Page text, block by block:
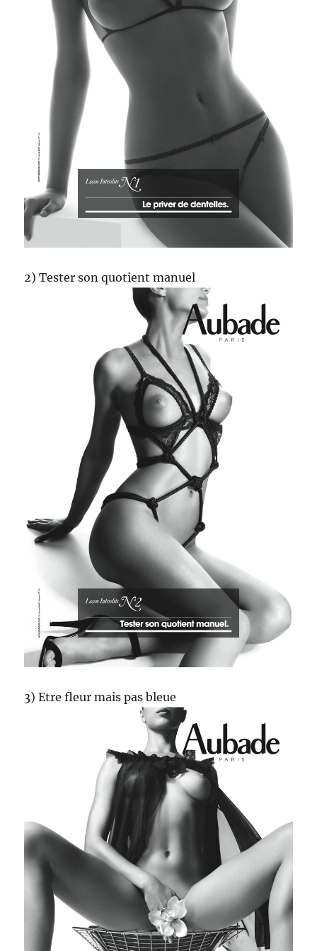
2) Tester son quotient manuel
3) Etre fleur mais pas bleue